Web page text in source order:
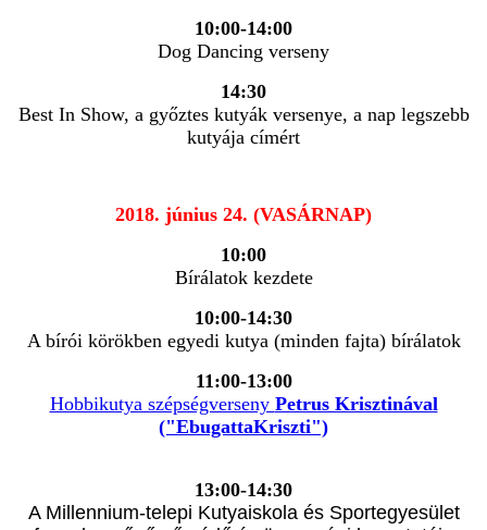
10:00-14:00
Dog Dancing verseny
14:30
Best In Show, a győztes kutyák versenye, a nap legszebb
kutyája címért
2018. június 24. (VASÁRNAP)
10:00
Bírálatok kezdete
10:00-14:30
A bírói körökben egyedi kutya (minden fajta) bírálatok
11:00-13:00
Hobbikutya szépségverseny Petrus Krisztinával
("EbugattaKriszti")
13:00-14:30
A Millennium-telepi Kutyaiskola és Sportegyesület